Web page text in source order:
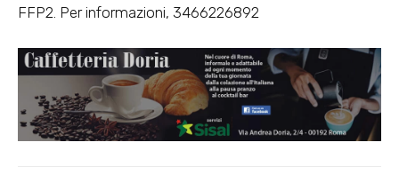
FFP2. Per informazioni, 3466226892